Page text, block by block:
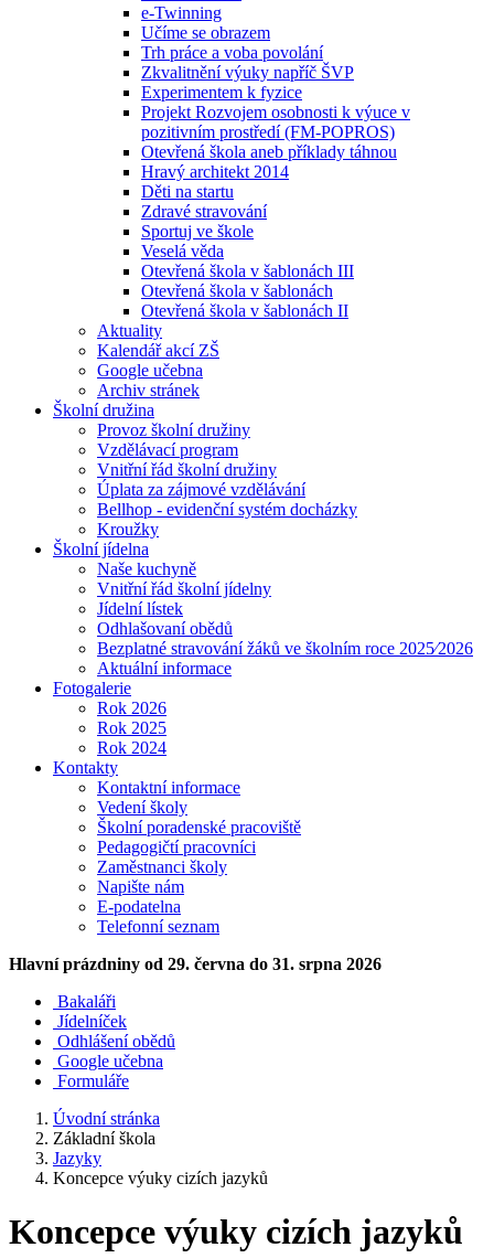
e-Twinning
Učíme se obrazem
Trh práce a voba povolání
Zkvalitnění výuky napříč ŠVP
Experimentem k fyzice
Projekt Rozvojem osobnosti k výuce v
pozitivním prostředí (FM-POPROS)
Otevřená škola aneb příklady táhnou
Hravý architekt 2014
Děti na startu
Zdravé stravování
Sportuj ve škole
Veselá věda
Otevřená škola v šablonách III
Otevřená škola v šablonách
Otevřená škola v šablonách II
Aktuality
Kalendář akcí ZŠ
Google učebna
Archiv stránek
Školní družina
Provoz školní družiny
Vzdělávací program
Vnitřní řád školní družiny
Úplata za zájmové vzdělávání
Bellhop - evidenční systém docházky
Kroužky
Školní jídelna
Naše kuchyně
Vnitřní řád školní jídelny
Jídelní lístek
Odhlašovaní obědů
Bezplatné stravování žáků ve školním roce 2025⁄2026
Aktuální informace
Fotogalerie
Rok 2026
Rok 2025
Rok 2024
Kontakty
Kontaktní informace
Vedení školy
Školní poradenské pracoviště
Pedagogičtí pracovníci
Zaměstnanci školy
Napište nám
E-podatelna
Telefonní seznam
Hlavní prázdniny od 29. června do 31. srpna 2026
Bakaláři
Jídelníček
Odhlášení obědů
Google učebna
Formuláře
Úvodní stránka
Základní škola
Jazyky
Koncepce výuky cizích jazyků
Koncepce výuky cizích jazyků